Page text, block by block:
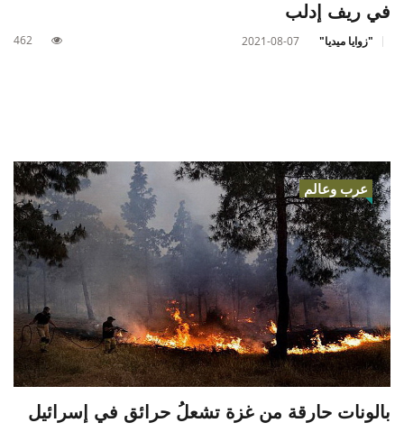
في ريف إدلب
"زوايا ميديا" 2021-08-07
462
عرب وعالم
بالونات حارقة من غزة تشعلُ حرائق في إسرائيل